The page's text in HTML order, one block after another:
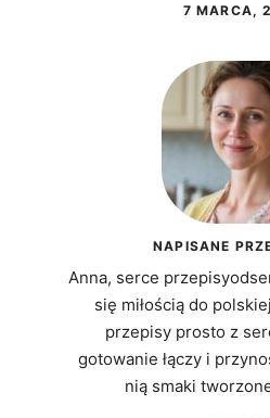
7 MARCA,
NAPISANE
Anna, serce
się miłością do
przepisy prosto z
gotowanie łączy i
nią smaki